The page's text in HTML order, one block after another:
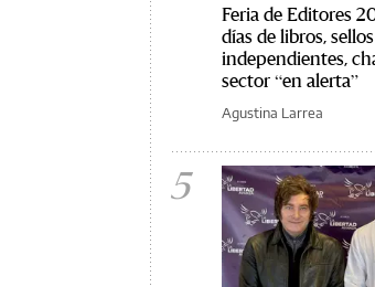
Feria de Editores
días de libros, sellos
independientes,
sector “en alerta”
Agustina Larrea
5